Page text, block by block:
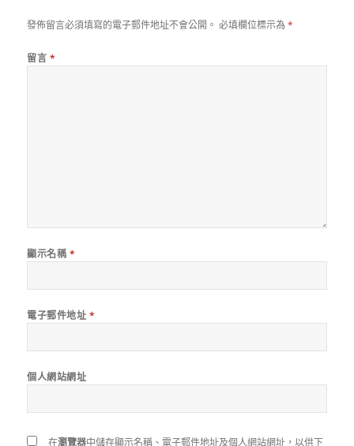
發佈留言必須填寫的電子郵件地址不會公開。 必填欄位標示為*
留言 *
顯示名稱 *
電子郵件地址 *
個人網站網址
在瀏覽器中儲存顯示名稱、電子郵件地址及個人網站網址，以供下